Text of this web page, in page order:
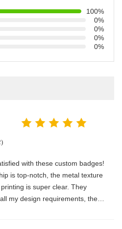
100%
0%
0%
0%
0%
with these custom badges!
is top-notch, the metal texture
is super clear. They
my design requirements, the